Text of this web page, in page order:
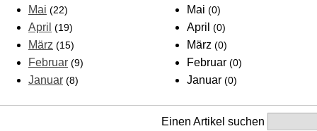
Mai (22)
April (19)
März (15)
Februar (9)
Januar (8)
Mai(0)
April(0)
März(0)
Februar(0)
Januar(0)
Einen Artikel suchen